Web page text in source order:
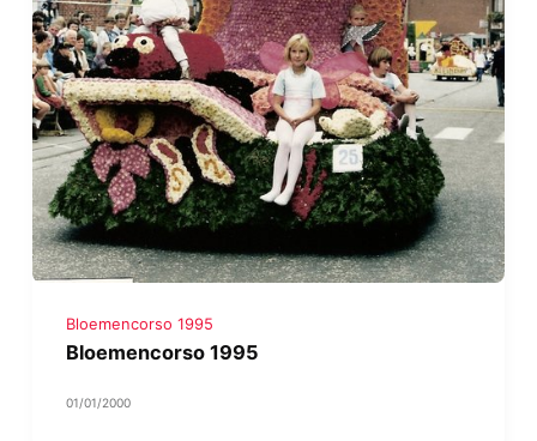
Bloemencorso 1995
Bloemencorso 1995
01/01/2000